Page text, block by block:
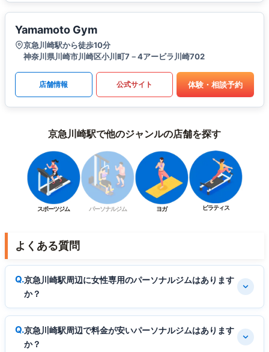
Yamamoto Gym
京急川崎駅から徒歩10分
神奈川県川崎市川崎区小川町7－4アービラ川崎702
店舗情報 公式サイト 体験・相談予約
京急川崎駅で他のジャンルの店舗を探す
スポーツジム パーソナルジム ヨガ ピラティス
よくある質問
京急川崎駅周辺に女性専用のパーソナルジムはあります
か？
京急川崎駅周辺で料金が安いパーソナルジムはあります
か？